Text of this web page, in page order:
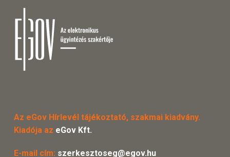
Az eGov Hírlevél tájékoztató, szakmai kiadvány.
Kiadója az eGov Kft.
E-mail cím: szerkesztoseg@egov.hu